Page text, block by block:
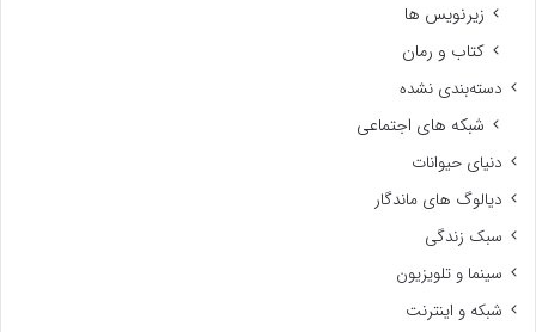
زیرنویس ها
کتاب و رمان
دسته‌بندی نشده
شبکه های اجتماعی
دنیای حیوانات
دیالوگ های ماندگار
سبک زندگی
سینما و تلویزیون
شبکه و اینترنت